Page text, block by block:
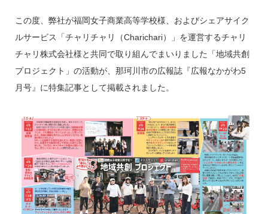
この度、弊社が福岡女子商業高等学校様、およびシェアサイク
ルサービス「チャリチャリ（Charichari）」を運営するチャリ
チャリ株式会社様と共同で取り組んでまいりました「地域共創
プロジェクト」の活動が、那珂川市の広報誌『広報なかがわ5
月号』に特集記事として掲載されました。